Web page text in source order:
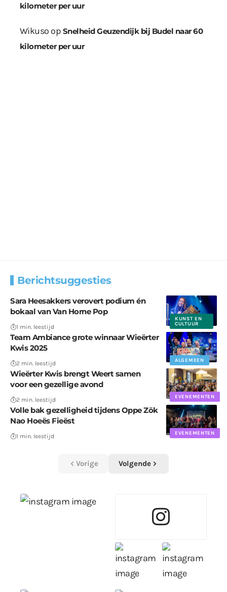
kilometer per uur
Wikuso op Snelheid Geuzendijk bij Budel naar 60
kilometer per uur
Berichtsuggesties
KUNST EN
CULTUUR
Sara Heesakkers verovert podium én
bokaal van Van Horne Pop
1 min. leestijd
ALGEMEEN
Team Ambiance grote winnaar Wieërter
Kwis 2025
2 min. leestijd
EVENEMENTEN
Wieërter Kwis brengt Weert samen
voor een gezellige avond
2 min. leestijd
EVENEMENTEN
Volle bak gezelligheid tijdens Oppe Zök
Nao Hoeës Fieëst
1 min. leestijd
Vorige Volgende